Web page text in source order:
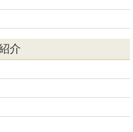
介